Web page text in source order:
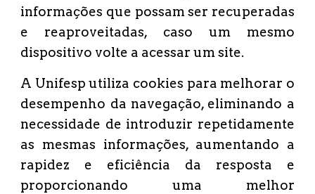
informações que possam ser recuperadas
e reaproveitadas, caso um mesmo
dispositivo volte a acessar um site.
A Unifesp utiliza cookies para melhorar o
desempenho da navegação, eliminando a
necessidade de introduzir repetidamente
as mesmas informações, aumentando a
rapidez e eficiência da resposta e
proporcionando uma melhor